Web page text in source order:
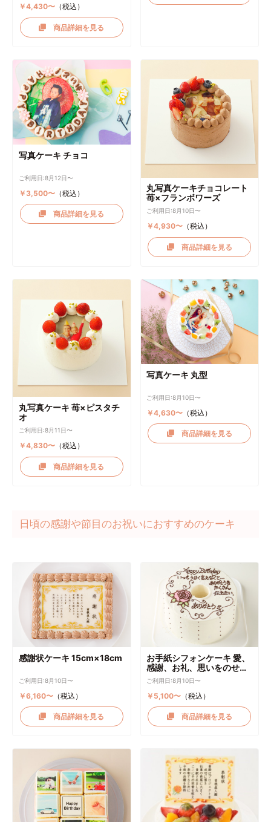
￥4,430〜（税込）
商品詳細を見る
写真ケーキ チョコ
ご利用日:8月12日〜
￥3,500〜（税込）
商品詳細を見る
丸写真ケーキチョコレート
苺×フランボワーズ
ご利用日:8月10日〜
￥4,930〜 （税込）
商品詳細を見る
丸写真ケーキ 苺×ピスタチ
オ
ご利用日:8月11日〜
￥4,830〜（税込）
商品詳細を見る
写真ケーキ 丸型
ご利用日:8月10日〜
￥4,630〜 （税込）
商品詳細を見る
日頃の感謝や節目のお祝いにおすすめのケーキ
感謝状ケーキ 15cm×18cm
ご利用日:8月10日〜
￥6,160〜（税込）
商品詳細を見る
お手紙シフォンケーキ 愛、
感謝、お礼、思いをのせて
直径17cm
ご利用日:8月10日〜
￥5,100〜 （税込）
商品詳細を見る